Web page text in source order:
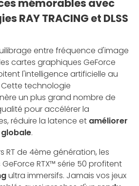
mémorables avec
RAY TRACING et DLSS
entre fréquence d'image
cartes graphiques GeForce
l'intelligence artificielle au
Cette technologie
un plus grand nombre de
pour accélérer la
réduire la latence et améliorer
.
RT de 4ème génération, les
RTX™ série 50 profitent
ultra immersifs. Jamais vos jeux